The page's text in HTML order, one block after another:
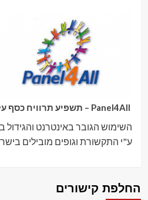
השימוש הגובר באינטרנט
ע"י התקשורת וגופים מובילים
החלפת קישורים